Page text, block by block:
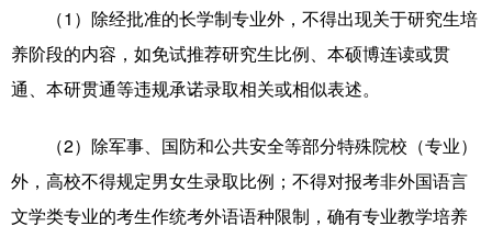
（1）除经批准的长学制专业外，不得出现关于研究生培
养阶段的内容，如免试推荐研究生比例、本硕博连读或贯
通、本研贯通等违规承诺录取相关或相似表述。
（2）除军事、国防和公共安全等部分特殊院校（专业）
外，高校不得规定男女生录取比例；不得对报考非外国语言
文学类专业的考生作统考外语语种限制，确有专业教学培养